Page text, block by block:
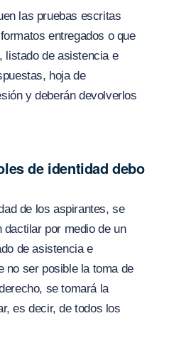
las pruebas escritas
entregados o que
listado de asistencia e
hoja de
y deberán devolverlos
de identidad debo
de los aspirantes, se
por medio de un
de asistencia e
no ser posible la toma de
se tomará la
es decir, de todos los